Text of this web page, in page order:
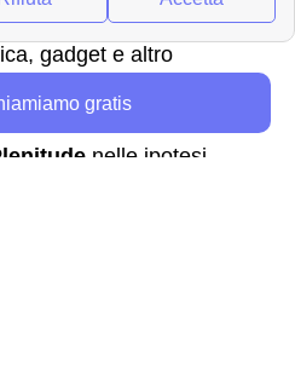
fotovoltaici,
gadget e altro
e servizi
nelle ipotesi
gratis